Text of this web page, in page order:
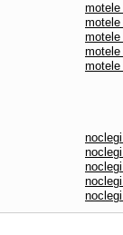
motele